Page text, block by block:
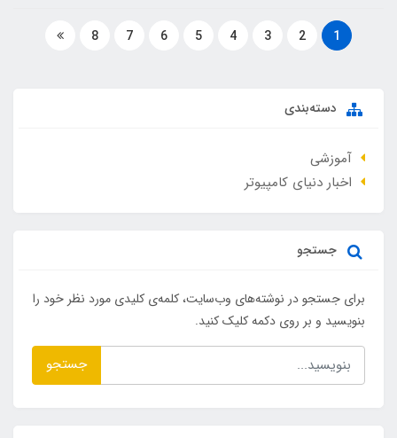
1
2
3
4
5
6
7
8
دسته‌بندی
آموزشی
اخبار دنیای کامپیوتر
جستجو
برای جستجو در نوشته‌های وب‌سایت، کلمه‌ی کلیدی مورد نظر خود را
بنویسید و بر روی دکمه کلیک کنید.
جستجو